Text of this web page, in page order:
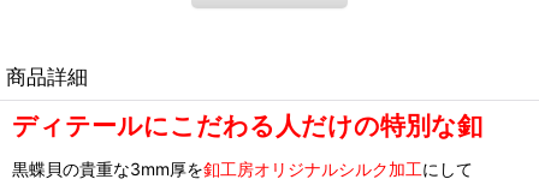
商品詳細
ディテールにこだわる人だけの特別な釦
黒蝶貝の貴重な3mm厚を釦工房オリジナルシルク加工にして